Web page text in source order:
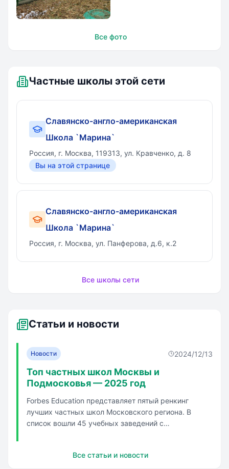
Славянско-англо-Все фото
Частные школы этой сети
Славянско-англо-американская
Школа `Марина`
Россия, г. Москва, 119313, ул. Кравченко, д. 8
Вы на этой странице
Славянско-англо-американская
Школа `Марина`
Россия, г. Москва, ул. Панферова, д.6, к.2
Все школы сети
Статьи и новости
Новости 2024/12/13
Топ частных школ Москвы и
Подмосковья — 2025 год
Forbes Education представляет пятый ренкинг
лучших частных школ Московского региона. В
список вошли 45 учебных заведений с
стандартам. Школы распределены по трем
Все статьи и новости